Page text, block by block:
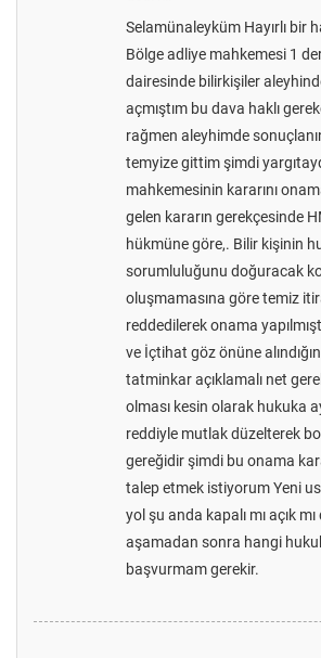
Selamünaleyküm Hayırlı bir
Bölge adliye mahkemesi 1
dairesinde bilirkişiler
açmıştım bu dava haklı
rağmen aleyhimde
temyize gittim şimdi
mahkemesinin kararını
gelen kararın gerekçesinde
hükmüne göre,. Bilir kişinin
sorumluluğunu doğuracak
oluşmamasına göre temiz
reddedilerek onama
ve İçtihat göz önüne
tatminkar açıklamalı net
olması kesin olarak hukuka
reddiyle mutlak düzelterek
gereğidir şimdi bu onama
talep etmek istiyorum Yeni
yol şu anda kapalı mı açık
aşamadan sonra hangi
başvurmam gerekir.